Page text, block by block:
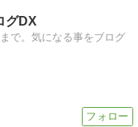
グDX
で。気になる事をブログ